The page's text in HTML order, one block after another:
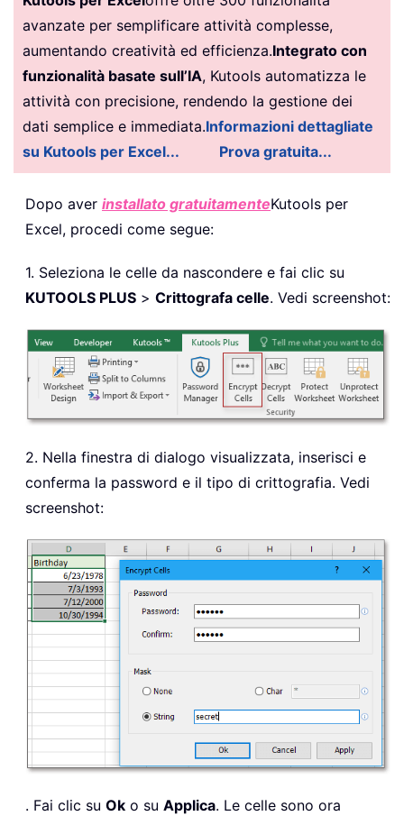
avanzate per semplificare attività complesse,
aumentando creatività ed efficienza.Integrato con
funzionalità basate sull’IA, Kutools automatizza le
attività con precisione, rendendo la gestione dei
dati semplice e immediata.Informazioni dettagliate
su Kutools per Excel...
Prova gratuita...
Dopo aver installato gratuitamenteKutools per
Excel, procedi come segue:
1. Seleziona le celle da nascondere e fai clic su
KUTOOLS PLUS > Crittografa celle. Vedi screenshot:
2. Nella finestra di dialogo visualizzata, inserisci e
conferma la password e il tipo di crittografia. Vedi
screenshot:
. Fai clic su Ok o su Applica. Le celle sono ora